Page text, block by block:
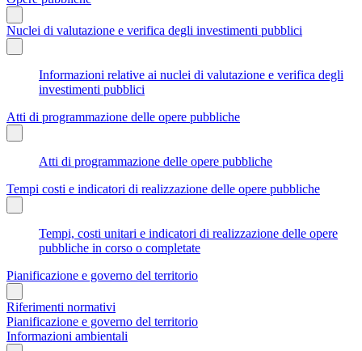
Nuclei di valutazione e verifica degli investimenti pubblici
Informazioni relative ai nuclei di valutazione e verifica degli
investimenti pubblici
Atti di programmazione delle opere pubbliche
Atti di programmazione delle opere pubbliche
Tempi costi e indicatori di realizzazione delle opere pubbliche
Tempi, costi unitari e indicatori di realizzazione delle opere
pubbliche in corso o completate
Pianificazione e governo del territorio
Riferimenti normativi
Pianificazione e governo del territorio
Informazioni ambientali